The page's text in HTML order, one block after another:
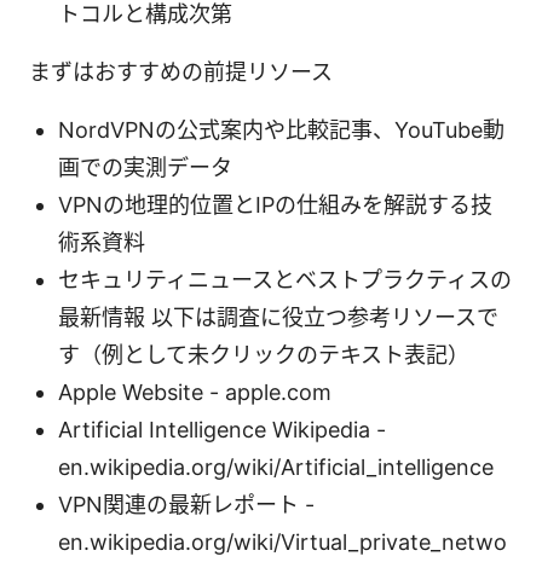
トコルと構成次第
まずはおすすめの前提リソース
NordVPNの公式案内や比較記事、YouTube動
画での実測データ
VPNの地理的位置とIPの仕組みを解説する技
術系資料
セキュリティニュースとベストプラクティスの
最新情報 以下は調査に役立つ参考リソースで
す（例として未クリックのテキスト表記）
Apple Website - apple.com
Artificial Intelligence Wikipedia -
en.wikipedia.org/wiki/Artificial_intelligence
VPN関連の最新レポート -
en.wikipedia.org/wiki/Virtual_private_netwo